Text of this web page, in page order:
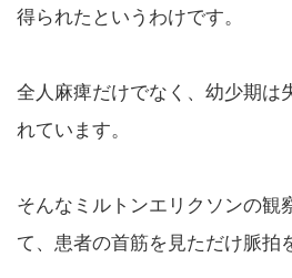
得られたというわけです。
全人麻痺だけでなく、幼少期は
れています。
そんなミルトンエリクソンの観
て、患者の首筋を見ただけ脈拍